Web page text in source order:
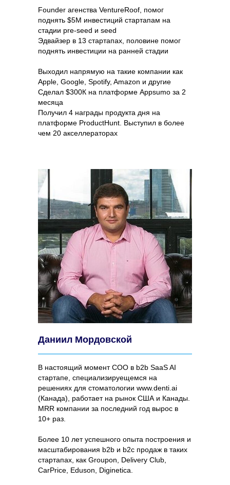
Founder агенства VentureRoof, помог
поднять $5М инвестиций стартапам на
стадии pre-seed и seed
Эдвайзер в 13 стартапах, половине помог
поднять инвестиции на ранней стадии
Выходил напрямую на такие компании как
Apple, Google, Spotify, Amazon и другие
Сделал $300К на платформе Appsumo за 2
месяца
Получил 4 награды продукта дня на
платформе ProductHunt. Выступил в более
чем 20 акселлераторах
Даниил Мордовской
В настоящий момент COO в b2b SaaS AI
стартапе, специализируещемся на
решениях для стоматологии www.denti.ai
(Канада), работает на рынок США и Канады.
MRR компании за последний год вырос в
10+ раз.
Более 10 лет успешного опыта построения и
масштабирования b2b и b2c продаж в таких
стартапах, как Groupon, Delivery Club,
CarPrice, Eduson, Diginetica.